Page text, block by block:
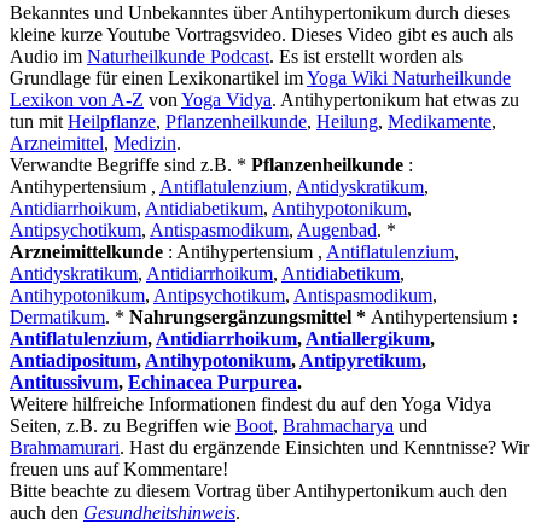
Bekanntes und Unbekanntes über Antihypertonikum durch dieses
kleine kurze Youtube Vortragsvideo. Dieses Video gibt es auch als
Audio im Naturheilkunde Podcast. Es ist erstellt worden als
Grundlage für einen Lexikonartikel imYoga Wiki Naturheilkunde
Lexikon von A-Z von Yoga Vidya. Antihypertonikum hat etwas zu
tun mit Heilpflanze, Pflanzenheilkunde, Heilung, Medikamente,
Arzneimittel, Medizin.
Verwandte Begriffe sind z.B. * Pflanzenheilkunde :
Antihypertensium , Antiflatulenzium, Antidyskratikum,
Antidiarrhoikum, Antidiabetikum, Antihypotonikum,
Antipsychotikum, Antispasmodikum, Augenbad. *
Arzneimittelkunde : Antihypertensium , Antiflatulenzium,
Antidyskratikum, Antidiarrhoikum, Antidiabetikum,
Antihypotonikum, Antipsychotikum, Antispasmodikum,
Dermatikum. * Nahrungsergänzungsmittel * Antihypertensium :
Antiflatulenzium, Antidiarrhoikum, Antiallergikum,
Antiadipositum, Antihypotonikum, Antipyretikum,
Antitussivum, Echinacea Purpurea.
Weitere hilfreiche Informationen findest du auf den Yoga Vidya
Seiten, z.B. zu Begriffen wie Boot, Brahmacharya und
Brahmamurari. Hast du ergänzende Einsichten und Kenntnisse? Wir
freuen uns auf Kommentare!
Bitte beachte zu diesem Vortrag über Antihypertonikum auch den
auch den Gesundheitshinweis.